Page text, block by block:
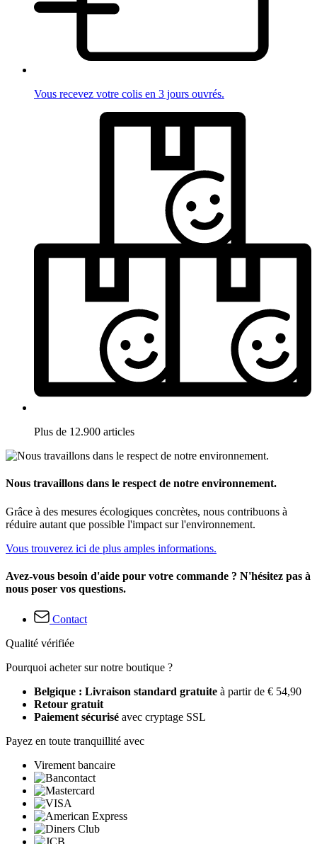
Vous recevez votre colis en 3 jours ouvrés.
Plus de 12.900 articles
Nous travaillons dans le respect de notre environnement.
Grâce à des mesures écologiques concrètes, nous contribuons à
réduire autant que possible l'impact sur l'environnement.
Vous trouverez ici de plus amples informations.
Avez-vous besoin d'aide pour votre commande ? N'hésitez pas à
nous poser vos questions.
Contact
Qualité vérifiée
Pourquoi acheter sur notre boutique ?
Belgique : Livraison standard gratuite à partir de € 54,90
Retour gratuit
Paiement sécurisé avec cryptage SSL
Payez en toute tranquillité avec
Virement bancaire